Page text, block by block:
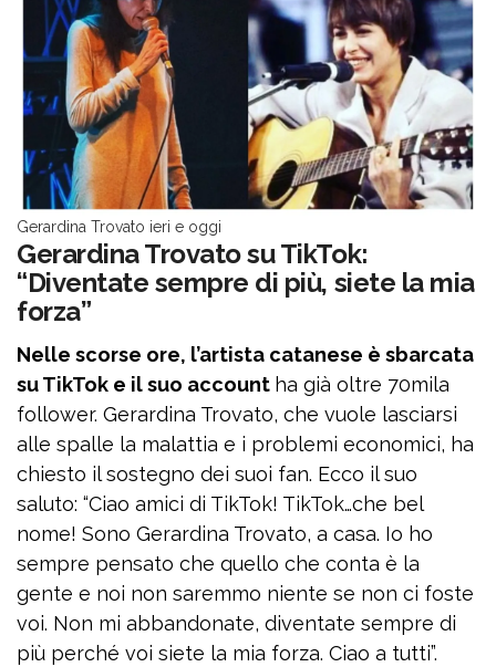
Gerardina Trovato ieri e oggi
Gerardina Trovato su TikTok:
“Diventate sempre di più, siete la mia
forza”
Nelle scorse ore, l’artista catanese è sbarcata
su TikTok e il suo account ha già oltre 70mila
follower. Gerardina Trovato, che vuole lasciarsi
alle spalle la malattia e i problemi economici, ha
chiesto il sostegno dei suoi fan. Ecco il suo
saluto: “Ciao amici di TikTok! TikTok…che bel
nome! Sono Gerardina Trovato, a casa. Io ho
sempre pensato che quello che conta è la
gente e noi non saremmo niente se non ci foste
voi. Non mi abbandonate, diventate sempre di
più perché voi siete la mia forza. Ciao a tutti”.